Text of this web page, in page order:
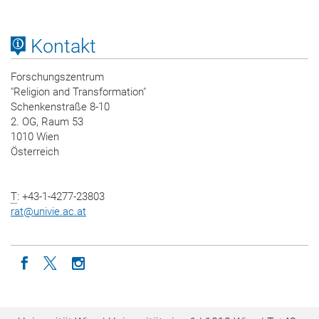
Kontakt
Forschungszentrum
"Religion and Transformation"
Schenkenstraße 8-10
2. OG, Raum 53
1010 Wien
Österreich
T: +43-1-4277-23803
rat@univie.ac.at
Icon facebook
Icon twitter
Icon instagram